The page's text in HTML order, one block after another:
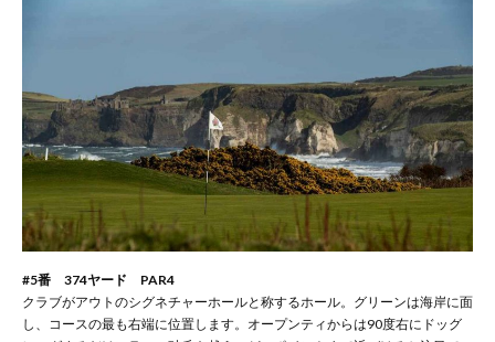
#5番 374ヤード PAR4
クラブがアウトのシグネチャーホールと称するホール。グリーンは海岸に面
し、コースの最も右端に位置します。オープンティからは90度右にドッグ